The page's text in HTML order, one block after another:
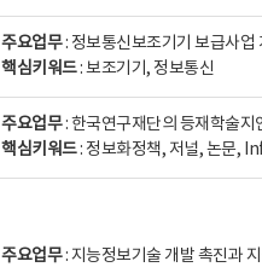
주요업무: 정보통신보조기기 보급사업
핵심키워드: 보조기기, 정보통신
주요업무: 한국연구재단의 등재학술지
핵심키워드: 정보화정책, 저널, 논문,
주요업무: 지능정보기술 개발 촉진과